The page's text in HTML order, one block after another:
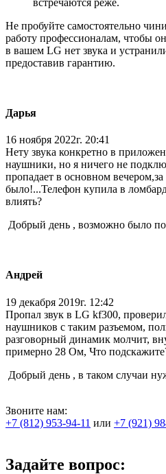
Не пробуйте самостоятельно
работу профессионалам, чтобы
в вашем LG нет звука и
предоставив гарантию.
Дарья
16 ноября 2022г. 20:41
Нету звука конкретно в
наушники, но я ничего не
пропадает в основном вечером,за
было!...Телефон купила в
влиять?
Добрый день , возможно было
Андрей
19 декабря 2019г. 12:42
Пропал звук в LG kf300,
наушников с таким разъемом,
разговорный динамик молчит,
примерно 28 Ом, Что
Добрый день , в таком случаи
Звоните нам:
+7 (812) 953-94-11 или +7 (921)
Задайте вопрос: